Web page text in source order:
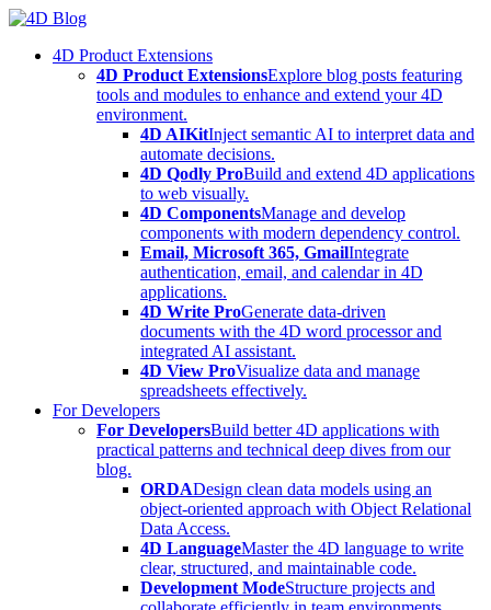
Skip
content4D Product Extensions
4D Product ExtensionsExplore blog posts featuring
tools and modules to enhance and extend your 4D
environment.
4D AIKitInject semantic AI to interpret data and
automate decisions.
4D Qodly ProBuild and extend 4D applications
to web visually.
4D ComponentsManage and develop
components with modern dependency control.
Email, Microsoft 365, GmailIntegrate
authentication, email, and calendar in 4D
applications.
4D Write ProGenerate data-driven
documents with the 4D word processor and
integrated AI assistant.
4D View ProVisualize data and manage
spreadsheets effectively.
For Developers
For DevelopersBuild better 4D applications with
practical patterns and technical deep dives from our
blog.
ORDADesign clean data models using an
object-oriented approach with Object Relational
Data Access.
4D LanguageMaster the 4D language to write
clear, structured, and maintainable code.
Development ModeStructure projects and